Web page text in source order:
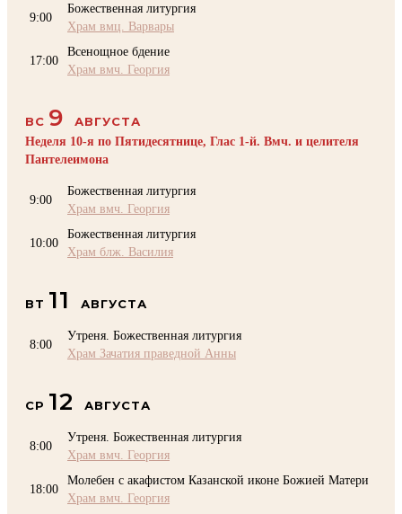
9:00
Божественная литургия
Храм вмц. Варвары
17:00
Всенощное бдение
Храм вмч. Георгия
ВС 9
АВГУСТА
Неделя 10-я по Пятидесятнице, Глас 1-й. Вмч. и целителя
Пантелеимона
9:00
Божественная литургия
Храм вмч. Георгия
10:00
Божественная литургия
Храм блж. Василия
ВТ 11 АВГУСТА
8:00
Утреня. Божественная литургия
Храм Зачатия праведной Анны
СР 12 АВГУСТА
8:00
Утреня. Божественная литургия
Храм вмч. Георгия
18:00
Молебен с акафистом Казанской иконе Божией Матери
Храм вмч. Георгия